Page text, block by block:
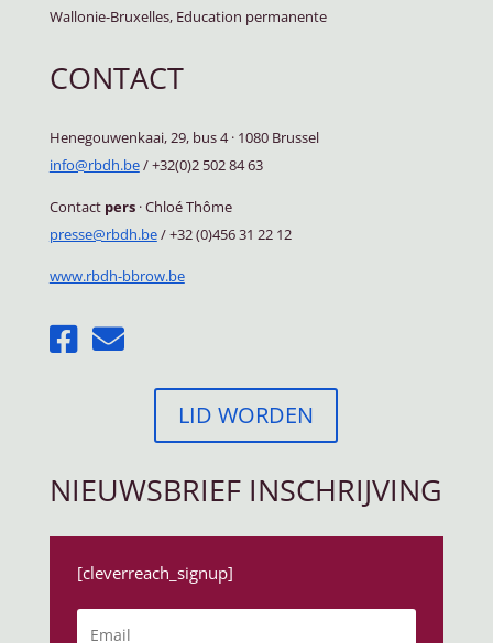
Wallonie-Bruxelles, Education permanente
CONTACT
Henegouwenkaai, 29, bus 4·1080 Brussel
info@rbdh.be/ +32(0)2 502 84 63
Contact pers ·Chloé Thôme
presse@rbdh.be/ +32 (0)456 31 22 12
www.rbdh-bbrow.be
LID WORDEN
NIEUWSBRIEF INSCHRIJVING
[cleverreach_signup]